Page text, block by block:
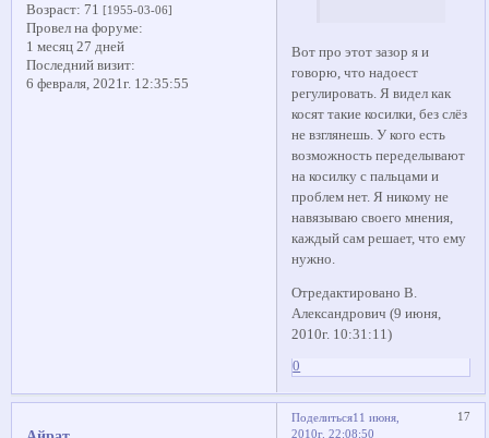
Возраст: 71 [1955-03-06]
Провел на форуме:
1 месяц 27 дней
Последний визит:
6 февраля, 2021г. 12:35:55
Вот про этот зазор я и
говорю, что надоест
регулировать. Я видел как
косят такие косилки, без слёз
не взглянешь. У кого есть
возможность переделывают
на косилку с пальцами и
проблем нет. Я никому не
навязываю своего мнения,
каждый сам решает, что ему
нужно.
Отредактировано В.
Александрович (9 июня,
2010г. 10:31:11)
0
Поделиться 17
11 июня,
2010г. 22:08:50